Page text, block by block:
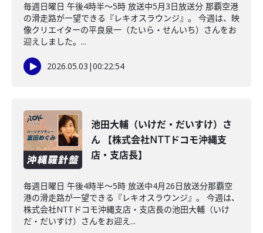
毎週日曜日 午後4時半～5時 放送中5月3日放送分 那覇空港
の滑走路が一望できる『レキオスラウンジ』。 今週は、映
像クリエイターの平良泉一（たいら・せんいち）さんをお
迎えしました。...
2026.05.03 |00:22:54
池田大輔（いけだ・だいすけ）さ
ん 【株式会社NTTドコモ沖縄支
店・支店長】
毎週日曜日 午後4時半～5時 放送中4月26日放送分那覇空
港の滑走路が一望できる『レキオスラウンジ』。 今週は、
株式会社NTTドコモ沖縄支店・支店長の池田大輔（いけ
だ・だいすけ）さんをお迎え...